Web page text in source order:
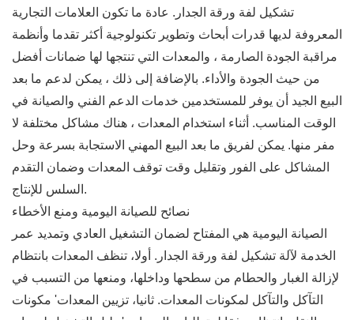
تشكيل لفة ورقة الجدار. عادة ما تكون العلامات التجارية
المعروفة لديها قدرات أبحاث وتطوير تكنولوجية أكثر تقدما وأنظمة
مراقبة الجودة الصارمة ، والمعدات التي تنتجها لها ضمانات أفضل
من حيث الجودة والأداء. بالإضافة إلى ذلك ، يمكن لدعم ما بعد
البيع الجيد أن يوفر للمستخدمين خدمات الدعم الفني والصيانة في
الوقت المناسب. أثناء استخدام المعدات ، هناك مشاكل مختلفة لا
مفر منها. يمكن لفريق ما بعد البيع المهني الاستجابة بسرعة وحل
المشاكل على الفور وتقليل وقت توقف المعدات وضمان التقدم
السلس للإنتاج.
نصائح للصيانة اليومية ومنع الأخطاء
الصيانة اليومية هي المفتاح لضمان التشغيل العادي وتمديد عمر
الخدمة لآلة تشكيل لفة ورقة الجدار. أولا، تنظف المعدات بانتظام
لإزالة الغبار والحطام من سطحها وداخلها، ومنعها من التسبب في
التآكل والتآكل لمكونات المعدات. ثانيا، تزيين المعدات' مكونات